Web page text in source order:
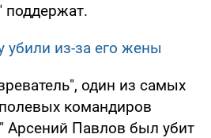
убили из-за его жены
один из самых
командиров
Арсений Павлов был убит